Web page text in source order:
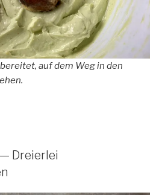
auf dem Weg in den
Dreierlei